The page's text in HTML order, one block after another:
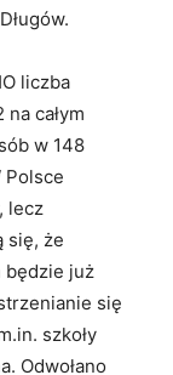
liczba
całym
w 148
Polsce
lecz
się, że
będzie już
się
szkoły
Odwołano